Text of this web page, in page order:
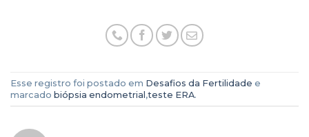
Esse registro foi postado em Desafios da Fertilidade e
marcado biópsia endometrial,teste ERA.